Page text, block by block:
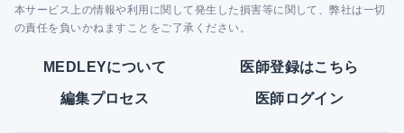
本サービス上の情報や利用に関して発生した損害等に関して、弊社は一切
の責任を負いかねますことをご了承ください。
MEDLEYについて 医師登録はこちら
編集プロセス 医師ログイン